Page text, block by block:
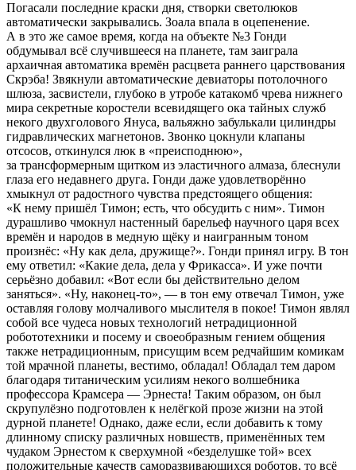
Погасали последние краски дня, створки светолюков
автоматически закрывались. Зоала впала в оцепенение.
А в это же самое время, когда на объекте №3 Гонди
обдумывал всё случившееся на планете, там заиграла
архаичная автоматика времён расцвета раннего царствования
Скрэба! Звякнули автоматические девиаторы потолочного
шлюза, засвистели, глубоко в утробе катакомб чрева нижнего
мира секретные коростели всевидящего ока тайных служб
некого двухголового Януса, вальяжно забулькали цилиндры
гидравлических магнетонов. Звонко цокнули клапаны
отсосов, откинулся люк в «преисподнюю»,
за трансформерным щитком из эластичного алмаза, блеснули
глаза его недавнего друга. Гонди даже удовлетворённо
хмыкнул от радостного чувства предстоящего общения:
«К нему пришёл Тимон; есть, что обсудить с ним». Тимон
дурашливо чмокнул настенный барельеф научного царя всех
времён и народов в медную щёку и наигранным тоном
произнёс: «Ну как дела, дружище?». Гонди принял игру. В тон
ему ответил: «Какие дела, дела у Фрикасса». И уже почти
серьёзно добавил: «Вот если бы действительно делом
заняться». «Ну, наконец-то», — в тон ему отвечал Тимон, уже
оставляя голову молчаливого мыслителя в покое! Тимон являл
собой все чудеса новых технологий нетрадиционной
робототехники и посему и своеобразным гением общения
также нетрадиционным, присущим всем редчайшим комикам
той мрачной планеты, вестимо, обладал! Обладал тем даром
благодаря титаническим усилиям некого волшебника
профессора Крамсера — Эрнеста! Таким образом, он был
скрупулёзно подготовлен к нелёгкой прозе жизни на этой
дурной планете! Однако, даже если, если добавить к тому
длинному списку различных новшеств, применённых тем
чудаком Эрнестом к сверхумной «безделушке той» всех
положительные качеств саморазвивающихся роботов, то всё